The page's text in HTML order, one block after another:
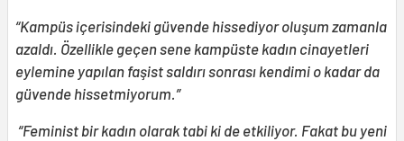
“Kampüs içerisindeki güvende hissediyor oluşum zamanla
azaldı. Özellikle geçen sene kampüste kadın cinayetleri
eylemine yapılan faşist saldırı sonrası kendimi o kadar da
güvende hissetmiyorum.”
“Feminist bir kadın olarak tabi ki de etkiliyor. Fakat bu yeni